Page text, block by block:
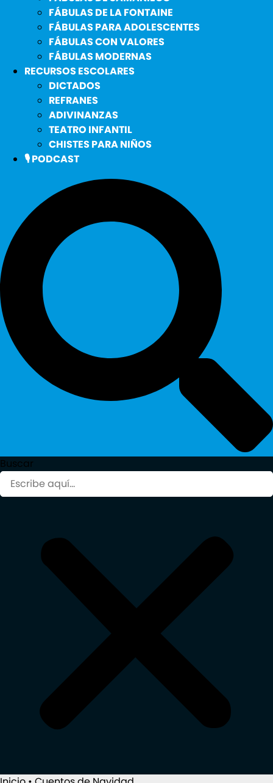
FÁBULAS DE LA FONTAINE
FÁBULAS PARA ADOLESCENTES
FÁBULAS CON VALORES
FÁBULAS MODERNAS
RECURSOS ESCOLARES
DICTADOS
REFRANES
ADIVINANZAS
TEATRO INFANTIL
CHISTES PARA NIÑOS
🎙️ PODCAST
Buscar